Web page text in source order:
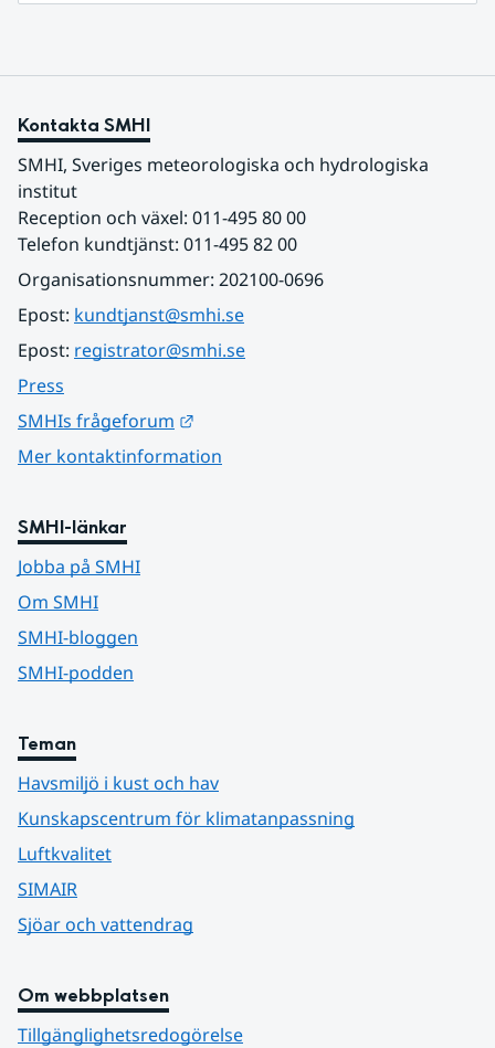
Kontakta SMHI
SMHI, Sveriges meteorologiska och hydrologiska
institut
Reception och växel: 011-495 80 00
Telefon kundtjänst: 011-495 82 00
Organisationsnummer: 202100-0696
Epost: kundtjanst@smhi.se
Epost: registrator@smhi.se
Press
SMHIs frågeforum
Mer kontaktinformation
SMHI-länkar
Jobba på SMHI
Om SMHI
SMHI-bloggen
SMHI-podden
Teman
Havsmiljö i kust och hav
Kunskapscentrum för klimatanpassning
Luftkvalitet
SIMAIR
Sjöar och vattendrag
Om webbplatsen
Tillgänglighetsredogörelse